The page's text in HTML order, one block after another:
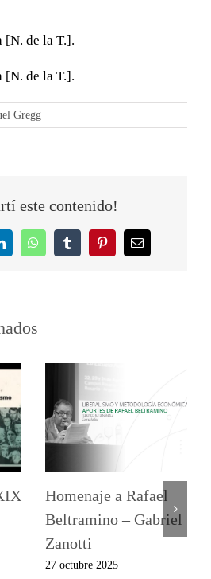
[N. de la T.].
[N. de la T.].
Gregg
este contenido!
WhatsAppTumblrPinterestCorreo
Homenaje a Rafael
Beltramino – Gabriel
Zanotti
27 octubre 2025